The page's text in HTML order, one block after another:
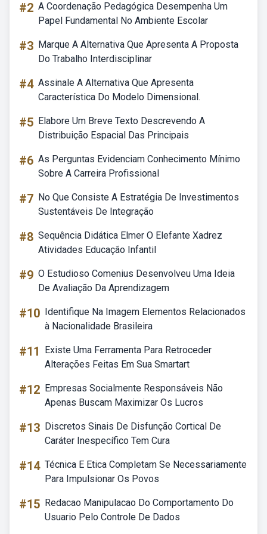
#2 A Coordenação Pedagógica Desempenha Um
Papel Fundamental No Ambiente Escolar
#3 Marque A Alternativa Que Apresenta A Proposta
Do Trabalho Interdisciplinar
#4 Assinale A Alternativa Que Apresenta
Característica Do Modelo Dimensional.
#5 Elabore Um Breve Texto Descrevendo A
Distribuição Espacial Das Principais
#6 As Perguntas Evidenciam Conhecimento Mínimo
Sobre A Carreira Profissional
#7 No Que Consiste A Estratégia De Investimentos
Sustentáveis De Integração
#8 Sequência Didática Elmer O Elefante Xadrez
Atividades Educação Infantil
#9 O Estudioso Comenius Desenvolveu Uma Ideia
De Avaliação Da Aprendizagem
#10 Identifique Na Imagem Elementos Relacionados
à Nacionalidade Brasileira
#11
Existe Uma Ferramenta Para Retroceder
Alterações Feitas Em Sua Smartart
#12 Empresas Socialmente Responsáveis Não
Apenas Buscam Maximizar Os Lucros
#13 Discretos Sinais De Disfunção Cortical De
Caráter Inespecífico Tem Cura
#14 Técnica E Etica Completam Se Necessariamente
Para Impulsionar Os Povos
#15 Redacao Manipulacao Do Comportamento Do
Usuario Pelo Controle De Dados